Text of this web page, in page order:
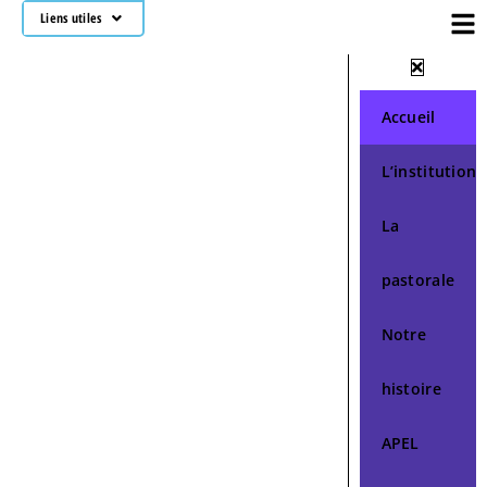
Liens utiles
Accueil
L’institution
La
pastorale
Notre
histoire
APEL